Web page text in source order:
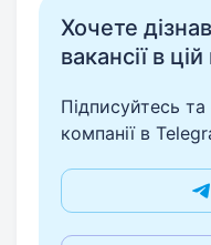
Хочете
вакансії в
Підписуйтесь та
компанії в